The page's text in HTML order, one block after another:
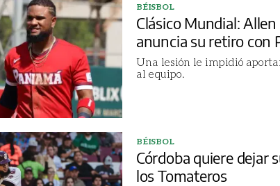
BÉISBOL
Clásico Mundial: Allen
anuncia su retiro con
Una lesión le impidió
al equipo.
BÉISBOL
Córdoba quiere dejar
los Tomateros